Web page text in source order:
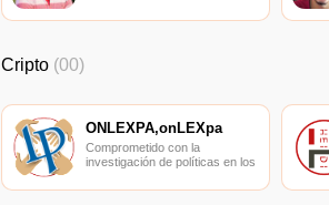
Cripto (00)
ONLEXPA,onLEXpa
Comprometido con la
investigación de políticas en los
finanzas, las finanzas